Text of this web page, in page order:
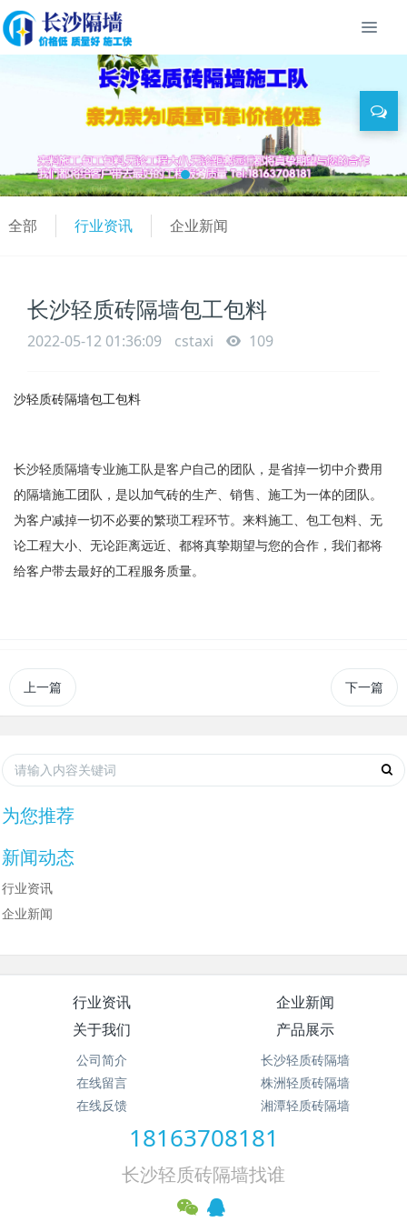
全部 行业资讯 企业新闻
长沙轻质砖隔墙包工包料
2022-05-12 01:36:09 cstaxi 109
沙轻质砖隔墙包工包料
长沙轻质隔墙专业施工队是客户自己的团队，是省掉一切中介费用
的隔墙施工团队，是以加气砖的生产、销售、施工为一体的团队。
为客户减掉一切不必要的繁琐工程环节。来料施工、包工包料、无
论工程大小、无论距离远近、都将真挚期望与您的合作，我们都将
给客户带去最好的工程服务质量。
上一篇 下一篇
为您推荐
新闻动态
行业资讯
企业新闻
行业资讯
企业新闻
关于我们
公司简介
在线留言
在线反馈
产品展示
长沙轻质砖隔墙
株洲轻质砖隔墙
湘潭轻质砖隔墙
18163708181
长沙轻质砖隔墙找谁